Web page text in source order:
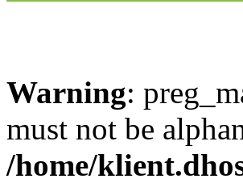
Warning:
must not be
/home/